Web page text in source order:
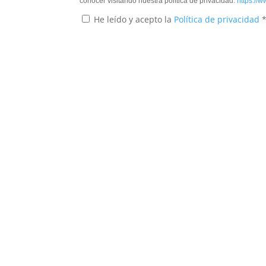
He leído y acepto la Política de privacidad*